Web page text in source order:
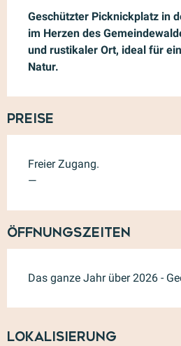
Geschützter Picknickplatz in
im Herzen des
und rustikaler Ort, ideal für
Natur.
Preise
Freier Zugang.
—
Öffnungszeiten
Das ganze Jahr über 2026 -
Lokalisierung